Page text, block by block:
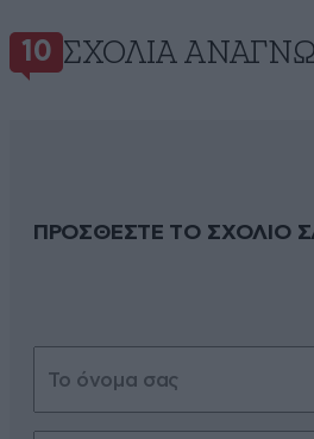
10 ΣΧΌΛΙΑ
ΠΡΟΣΘΕΣΤΕ ΤΟ ΣΧΟΛΙΟ